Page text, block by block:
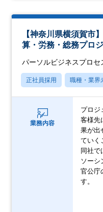
【神奈川県横須賀市
算・労務・総務プロ
パーソルビジネスプロセ
正社員採用 職種・業界
業務内容
プロジ
客様先
果が出
ていく
同社で
ソーシ
官公庁
す。